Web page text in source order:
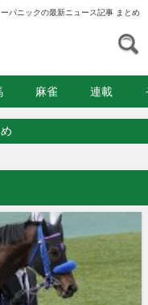
ーパニックの最新ニュース記事 まとめ
麻雀 連載